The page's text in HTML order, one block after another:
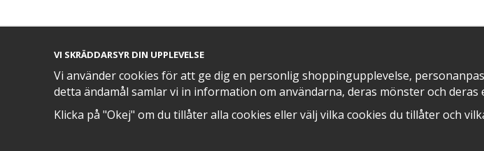
VI SKRÄDDARSYR DIN UPPLEVELSE
Vi använder cookies för att ge dig en personlig shoppingupplevelse,
detta ändamål samlar vi in information om användarna, deras mönster och deras
Klicka på "Okej" om du tillåter alla cookies eller välj vilka cookies du tillåter och